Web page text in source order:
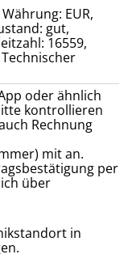
EUR,
gut,
16559,
oder ähnlich
kontrollieren
Rechnung
mit an.
per
über
in